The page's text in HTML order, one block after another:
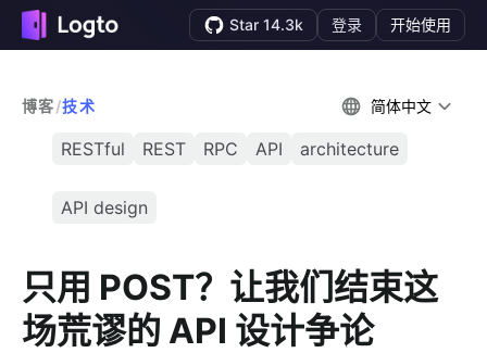
Star 14.3k 登录 开始使用
博客/技术 简体中文
RESTful REST RPC API architecture
API design
只用 POST？让我们结束这
场荒谬的 API 设计争论